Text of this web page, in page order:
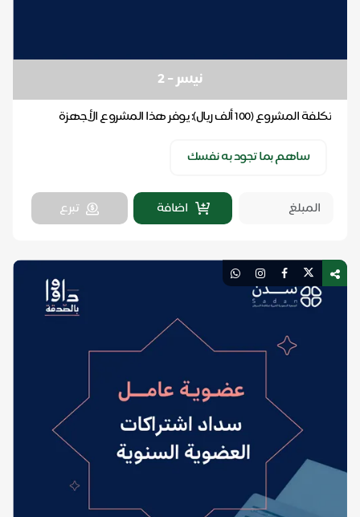
نيسر - 2
تكلفة المشروع (100 ألف ريال): يوفر هذا المشروع الأجهزة
ساهم بما تجود به نفسك
اضافة تبرع